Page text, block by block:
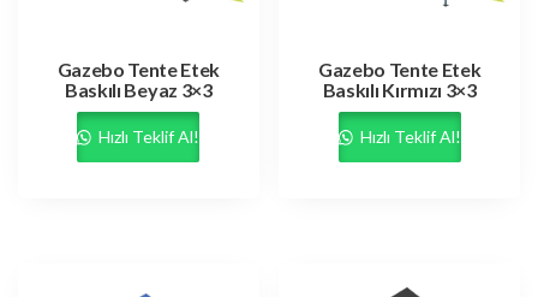
Gazebo Tente Etek
Baskılı Beyaz 3×3
Hızlı Teklif Al!
Gazebo Tente Etek
Baskılı Kırmızı 3×3
Hızlı Teklif Al!